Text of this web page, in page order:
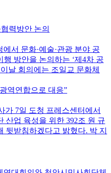
력방안 논의
서 문화·예술·관광 분야 공
방안을 논의하는 ‘제4차 공
날 회의에는 조일교 문화체
역연합으로 대응”
가 7일 도청 프레스센터에서
산업 육성을 위한 392조 원 규
뒷받침하겠다고 밝혔다. 박 지